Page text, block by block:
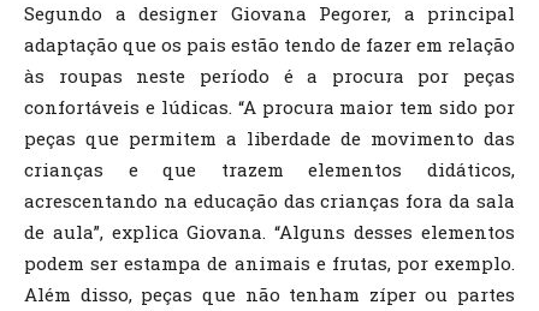
Segundo a designer Giovana Pegorer, a principal
adaptação que os pais estão tendo de fazer em relação
às roupas neste período é a procura por peças
confortáveis e lúdicas. “A procura maior tem sido por
peças que permitem a liberdade de movimento das
crianças e que trazem elementos didáticos,
acrescentando na educação das crianças fora da sala
de aula”, explica Giovana. “Alguns desses elementos
podem ser estampa de animais e frutas, por exemplo.
Além disso, peças que não tenham zíper ou partes